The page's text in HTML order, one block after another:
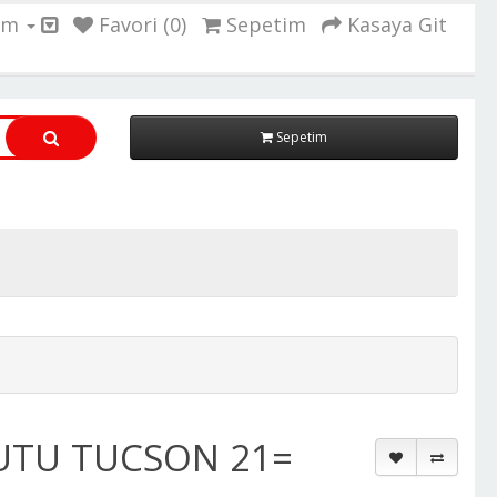
Favori (0) Sepetim Kasaya Git
Sepetim
TUCSON 21=